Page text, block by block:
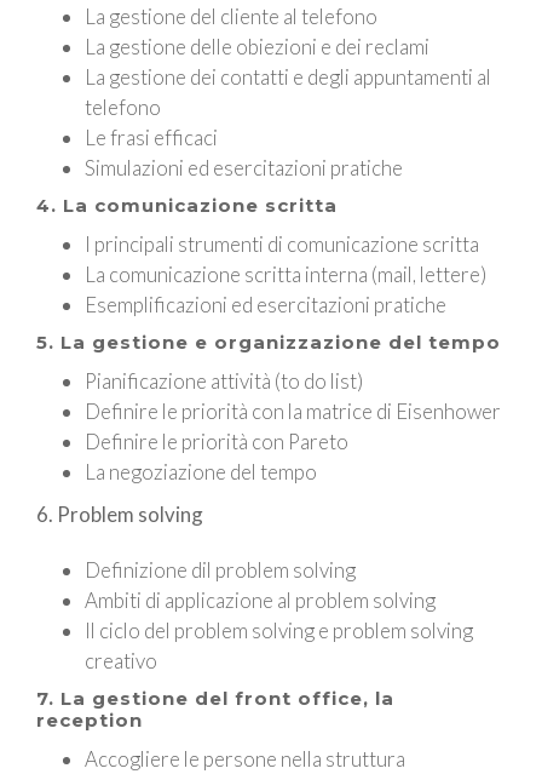
La gestione del cliente al telefono
La gestione delle obiezioni e dei reclami
La gestione dei contatti e degli appuntamenti al
telefono
Le frasi efficaci
Simulazioni ed esercitazioni pratiche
4. La comunicazione scritta
I principali strumenti di comunicazione scritta
La comunicazione scritta interna (mail, lettere)
Esemplificazioni ed esercitazioni pratiche
5. La gestione e organizzazione del tempo
Pianificazione attività (to do list)
Definire le priorità con la matrice di Eisenhower
Definire le priorità con Pareto
La negoziazione del tempo
6. Problem solving
Definizione dil problem solving
Ambiti di applicazione al problem solving
Il ciclo del problem solving e problem solving
creativo
7. La gestione del front office, la
reception
Accogliere le persone nella struttura